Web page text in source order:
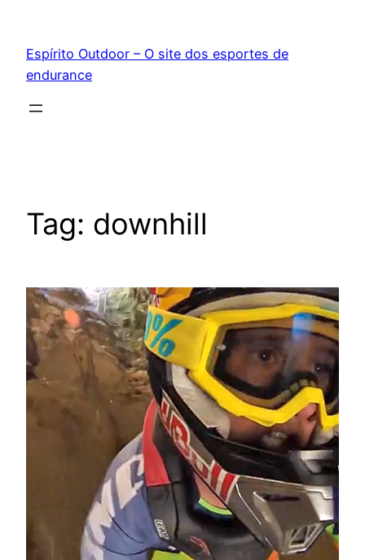
conteúdo
Espírito Outdoor – O site dos esportes de
endurance
Tag: downhill